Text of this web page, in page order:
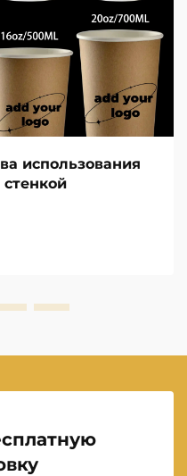
использования